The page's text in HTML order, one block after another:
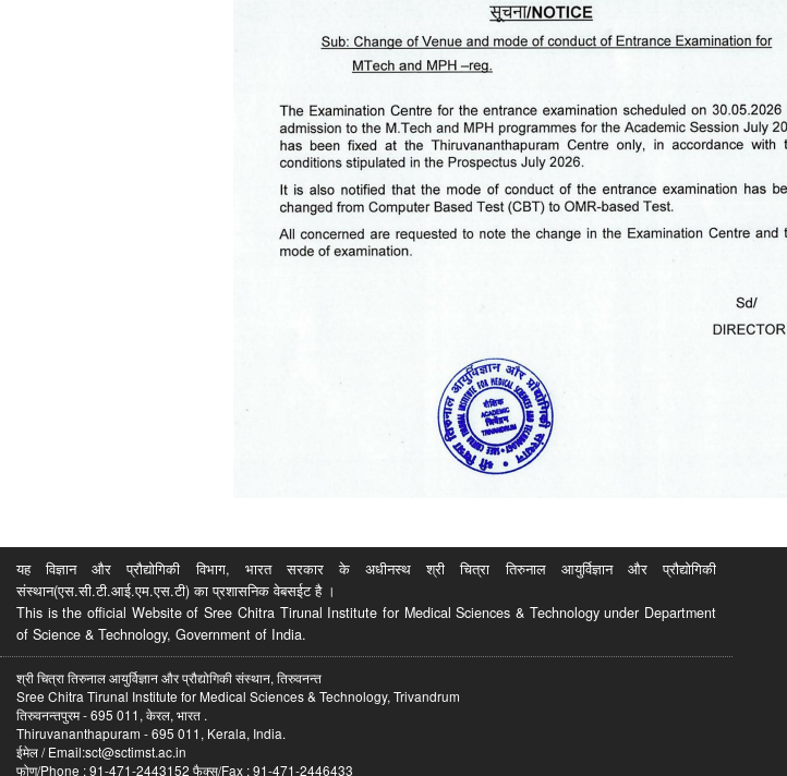
यह विज्ञान और प्रौद्योगिकी विभाग, भारत सरकार के अधीनस्थ श्री चित्रा तिरुनाल आयुर्विज्ञान और प्रौद्योगिकी
संस्थान(एस.सी.टी.आई.एम.एस.टी) का प्रशासनिक वेबसईट है ।
This is the official Website of Sree Chitra Tirunal Institute for Medical Sciences & Technology under Department
of Science & Technology, Government of India.
श्री चित्रा तिरुनाल आयुर्विज्ञान और प्रौद्योगिकी संस्थान, तिरुवनन्त
Sree Chitra Tirunal Institute for Medical Sciences & Technology, Trivandrum
तिरुवनन्तपुरम - 695 011, केरल, भारत .
Thiruvananthapuram - 695 011, Kerala, India.
ईमेल / Email:sct@sctimst.ac.in
फोण/Phone : 91-471-2443152 फैक्स/Fax : 91-471-2446433